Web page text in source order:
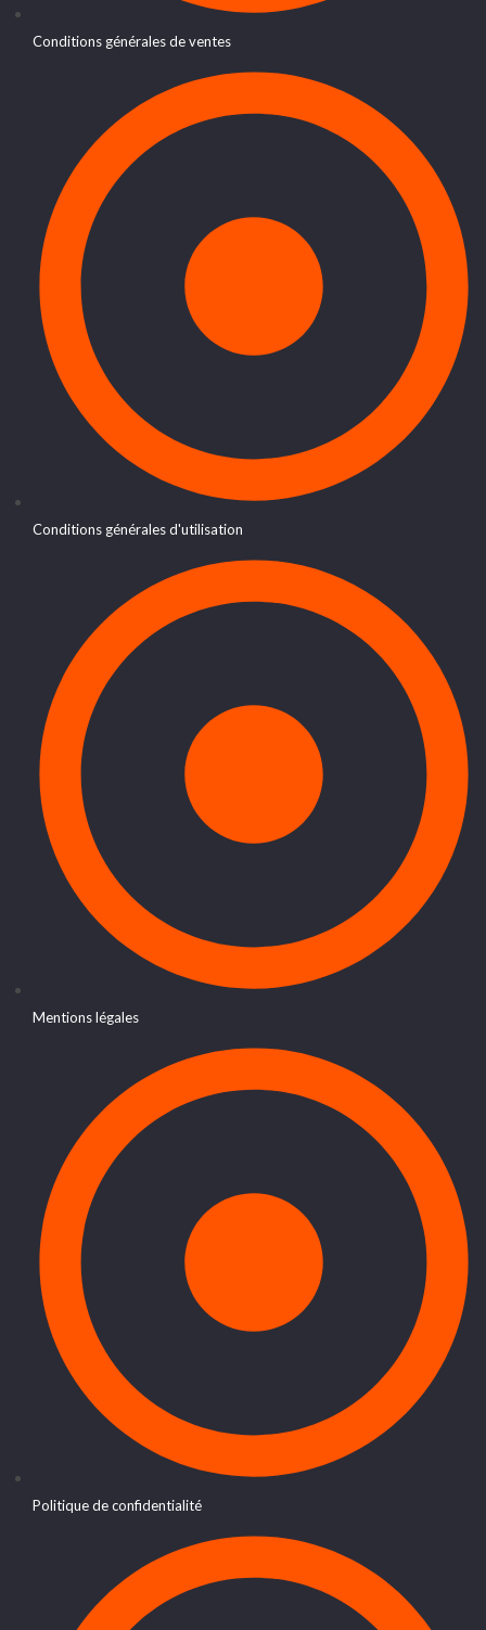
Conditions générales de ventes
Conditions générales d'utilisation
Mentions légales
Politique de confidentialité